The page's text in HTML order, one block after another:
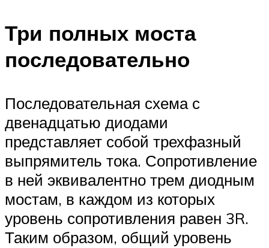
Три полных моста
последовательно
Последовательная схема с
двенадцатью диодами
представляет собой трехфазный
выпрямитель тока. Сопротивление
в ней эквивалентно трем диодным
мостам, в каждом из которых
уровень сопротивления равен 3R.
Таким образом, общий уровень